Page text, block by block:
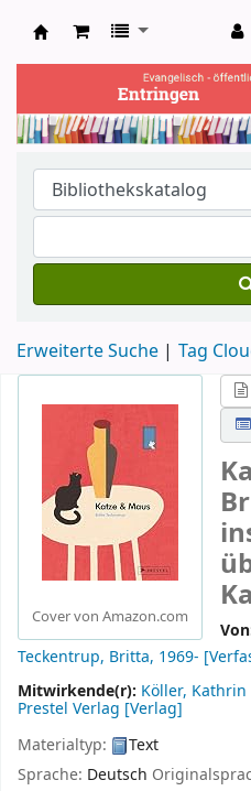
Ev. Bücherei
Erweiterte Suche Tag
Cover von Amazon.com
Teckentrup, Britta, 1969-
Mitwirkende(r): Köller, Kathrin
Prestel Verlag [Verlag]
Materialtyp:
Text
Sprache: Deutsch